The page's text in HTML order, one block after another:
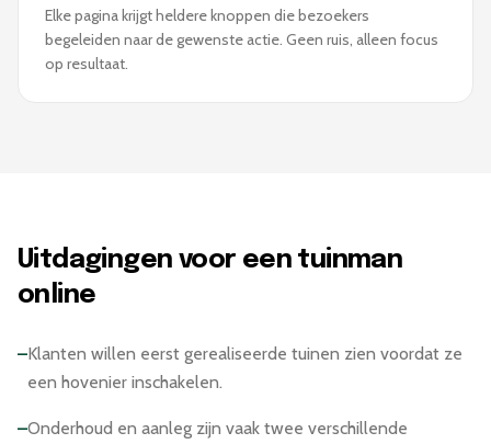
Elke pagina krijgt heldere knoppen die bezoekers
begeleiden naar de gewenste actie. Geen ruis, alleen focus
op resultaat.
Uitdagingen voor een tuinman
online
–Klanten willen eerst gerealiseerde tuinen zien voordat ze
een hovenier inschakelen.
–Onderhoud en aanleg zijn vaak twee verschillende